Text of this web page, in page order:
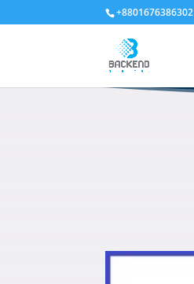
+8801676386302